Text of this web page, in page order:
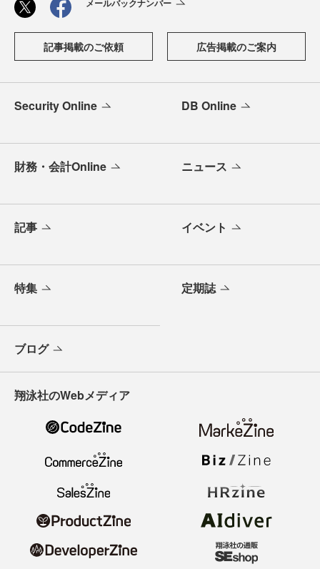
メールバックナンバー
記事掲載のご依頼 広告掲載のご案内
Security Online DB Online
財務・会計Online ニュース
記事 イベント
特集 定期誌
ブログ
翔泳社のWebメディア